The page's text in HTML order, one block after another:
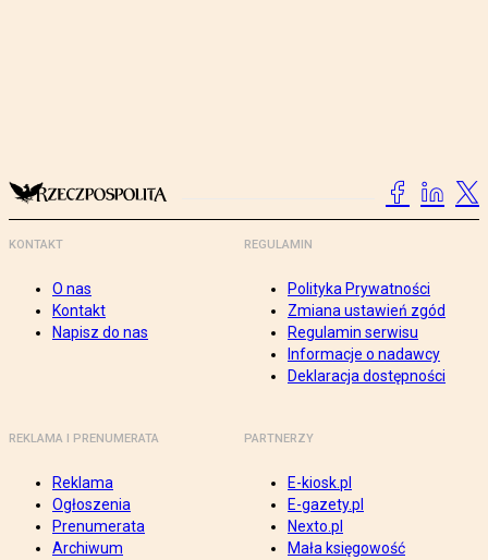
KONTAKT
O nas
Kontakt
Napisz do nas
REGULAMIN
Polityka Prywatności
Zmiana ustawień zgód
Regulamin serwisu
Informacje o nadawcy
Deklaracja dostępności
REKLAMA I PRENUMERATA
Reklama
Ogłoszenia
Prenumerata
Archiwum
PARTNERZY
E-kiosk.pl
E-gazety.pl
Nexto.pl
Mała księgowość